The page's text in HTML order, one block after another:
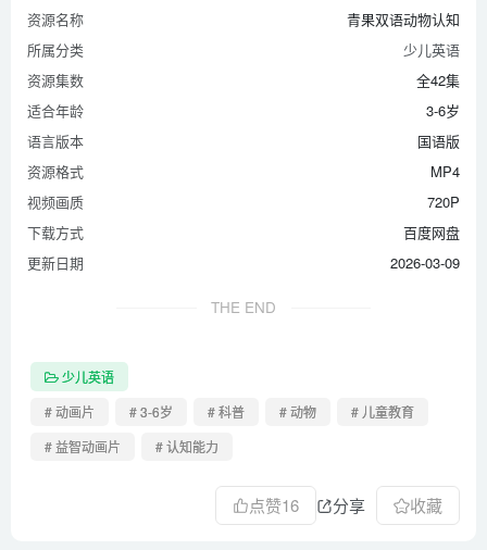
第38集 随着环境变化身上颜色的变色龙
第39集 和人类最像的动物猴子
第40集 世界上唯一会说话的动物鹦鹉
第41集 最凶猛的鸟是鹰
第42集 森林之王老虎
资源名称
青果双语动物认知
所属分类
少儿英语
资源集数
全42集
适合年龄
3-6岁
语言版本
国语版
资源格式
MP4
视频画质
720P
下载方式
百度网盘
更新日期
2026-03-09
THE END
少儿英语
# 动画片
# 3-6岁 # 科普 # 动物
# 儿童教育
# 益智动画片
# 认知能力
点赞16 分享 收藏